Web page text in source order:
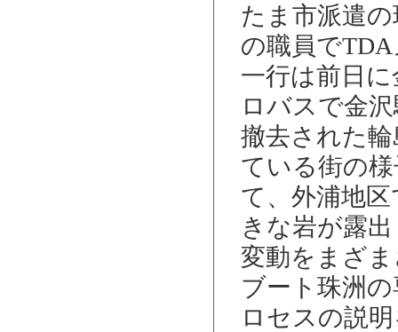
たま市派遣
の職員で
一行は前日
ロバスで金
撤去された
ている街の
て、外浦地
きな岩が露
変動をまざ
ブート珠洲
ロセスの説